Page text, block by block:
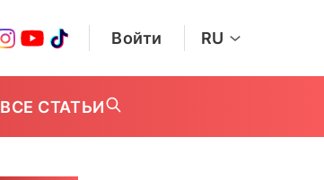
Войти RU
ВСЕ СТАТЬИ